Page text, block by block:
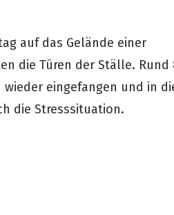
auf das Gelände einer
die Türen der Ställe. Rund
eingefangen und in
die Stresssituation.